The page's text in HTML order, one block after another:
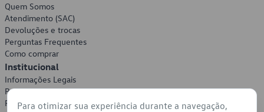
Quem Somos
Atendimento (SAC)
Devoluções e trocas
Perguntas Frequentes
Como comprar
Institucional
Informações Legais
Política de Privacidade
Política de Cookies
Para otimizar sua experiência durante a navegação,